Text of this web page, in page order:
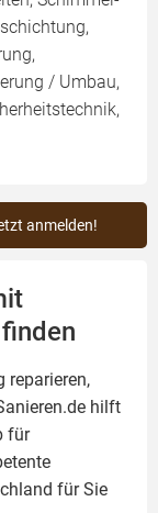
/ Umbau,
anmelden!
reparieren,
hilft
für
für Sie